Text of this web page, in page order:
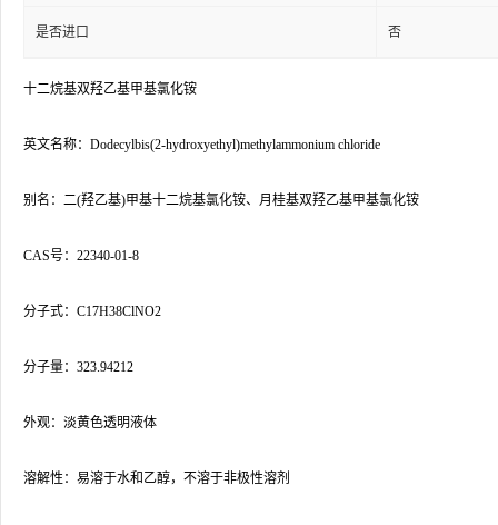
是否进口 否
十二烷基双羟乙基甲基氯化铵
英文名称：Dodecylbis(2-hydroxyethyl)methylammonium chloride
别名：二(羟乙基)甲基十二烷基氯化铵、月桂基双羟乙基甲基氯化铵
CAS号：22340-01-8
分子式：C17H38ClNO2
分子量：323.94212
外观：淡黄色透明液体
溶解性：易溶于水和乙醇，不溶于非极性溶剂